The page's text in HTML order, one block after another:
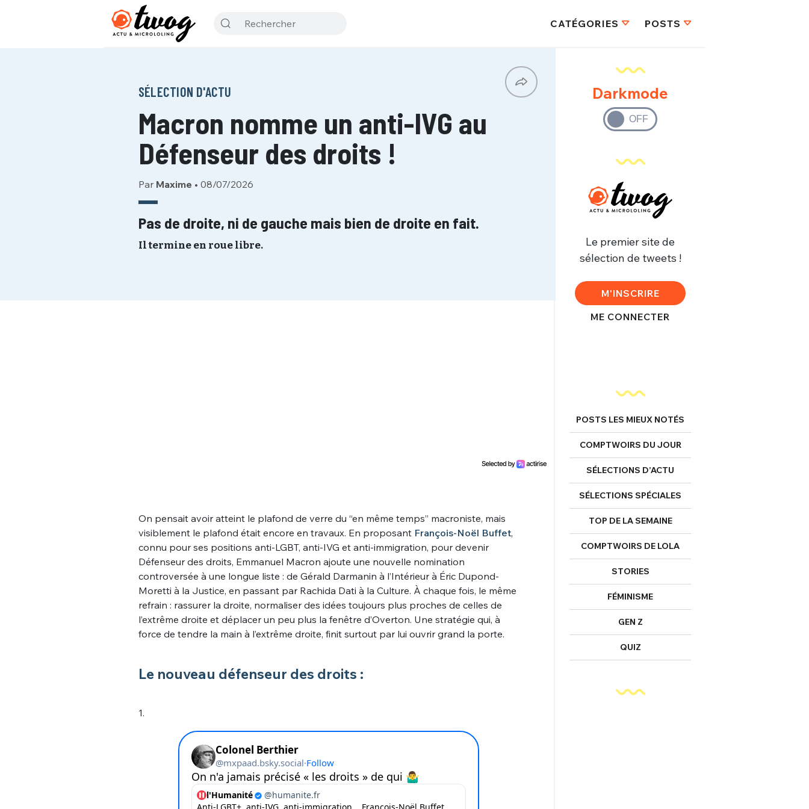
CATÉGORIES POSTS
SÉLECTION D'ACTU
Macron nomme un anti-IVG au
Défenseur des droits !
Par Maxime • 08/07/2026
Pas de droite, ni de gauche mais bien de droite en fait.
Il termine en roue libre.
On pensait avoir atteint le plafond de verre du “en même temps” macroniste, mais
visiblement le plafond était encore en travaux. En proposant François-Noël Buffet,
connu pour ses positions anti-LGBT, anti-IVG et anti-immigration, pour devenir
Défenseur des droits, Emmanuel Macron ajoute une nouvelle nomination
controversée à une longue liste : de Gérald Darmanin à l’Intérieur à Éric Dupond-
Moretti à la Justice, en passant par Rachida Dati à la Culture. À chaque fois, le même
refrain : rassurer la droite, normaliser des idées toujours plus proches de celles de
l’extrême droite et déplacer un peu plus la fenêtre d’Overton. Une stratégie qui, à
force de tendre la main à l’extrême droite, finit surtout par lui ouvrir grand la porte.
Le nouveau défenseur des droits :
1.
Darkmode
Le premier site de
sélection de tweets !
M'INSCRIRE
ME CONNECTER
POSTS LES MIEUX NOTÉS
COMPTWOIRS DU JOUR
SÉLECTIONS D’ACTU
SÉLECTIONS SPÉCIALES
TOP DE LA SEMAINE
COMPTWOIRS DE LOLA
STORIES
FÉMINISME
GEN Z
QUIZ